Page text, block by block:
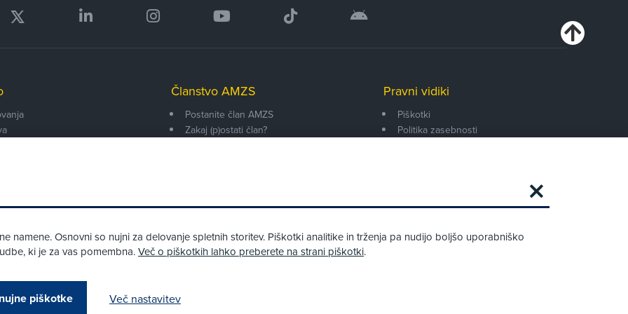
Obstoječi in novi AMZS člani, ki boste v
Članstvo AMZS
Postanite član AMZS
Zakaj (p)ostati član?
Pravni vidiki
Piškotki
Politika zasebnosti
namene. Osnovni so nujni za delovanje spletnih storitev. Piškotki analitike in trženja pa nudijo boljšo uporabniško
ki je za vas pomembna.Več o piškotkih lahko preberete na strani piškotki.
piškotke Več nastavitev